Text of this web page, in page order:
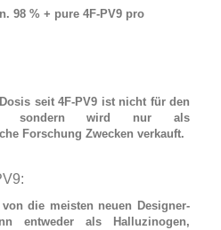
98 % + pure 4F-PV9 pro
seit 4F-PV9 ist nicht für den
sondern wird nur als
Forschung Zwecken verkauft.
die meisten neuen Designer-
entweder als Halluzinogen,